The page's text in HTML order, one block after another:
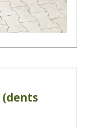
(dents